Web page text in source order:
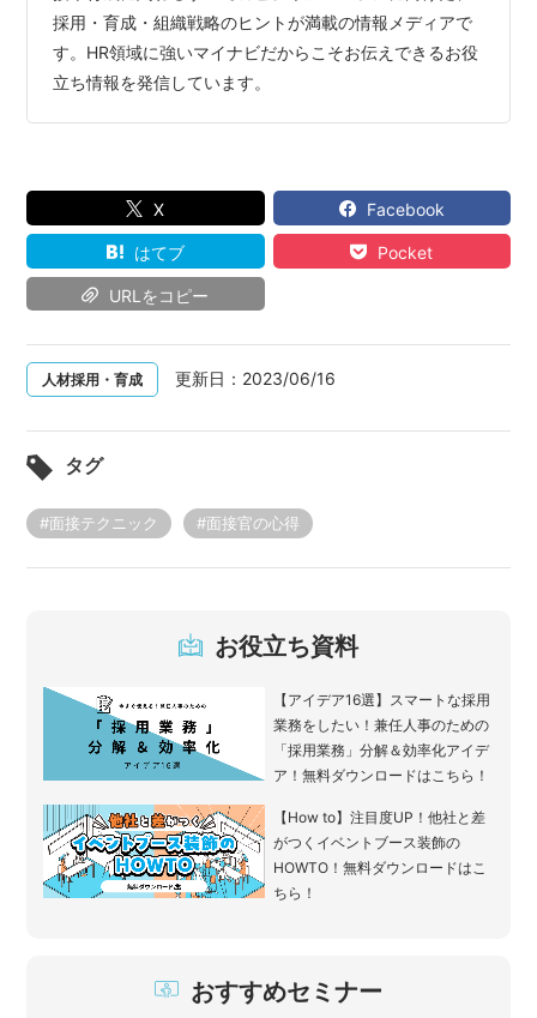
採用・育成・組織戦略のヒントが満載の情報メディアで
す。HR領域に強いマイナビだからこそお伝えできるお役
立ち情報を発信しています。
X Facebook
はてブ Pocket
URLをコピー
人材採用・育成 更新日： 2023/06/16
タグ
#面接テクニック #面接官の心得
お役立ち資料
【アイデア16選】スマートな採用
業務をしたい！兼任人事のための
「採用業務」分解＆効率化アイデ
ア！無料ダウンロードはこちら！
【How to】注目度UP！他社と差
がつくイベントブース装飾の
HOWTO！無料ダウンロードはこ
ちら！
おすすめセミナー